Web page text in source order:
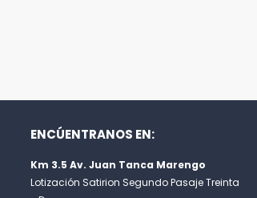
ENCÚENTRANOS EN:
Km 3.5 Av. Juan Tanca Marengo
Lotización Satirion Segundo Pasaje Treinta